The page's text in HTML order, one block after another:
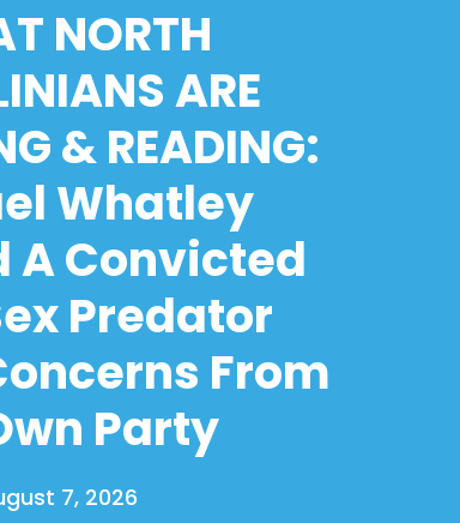
NORTH
ARE
& READING:
Whatley
A Convicted
Predator
From
Party
7, 2026